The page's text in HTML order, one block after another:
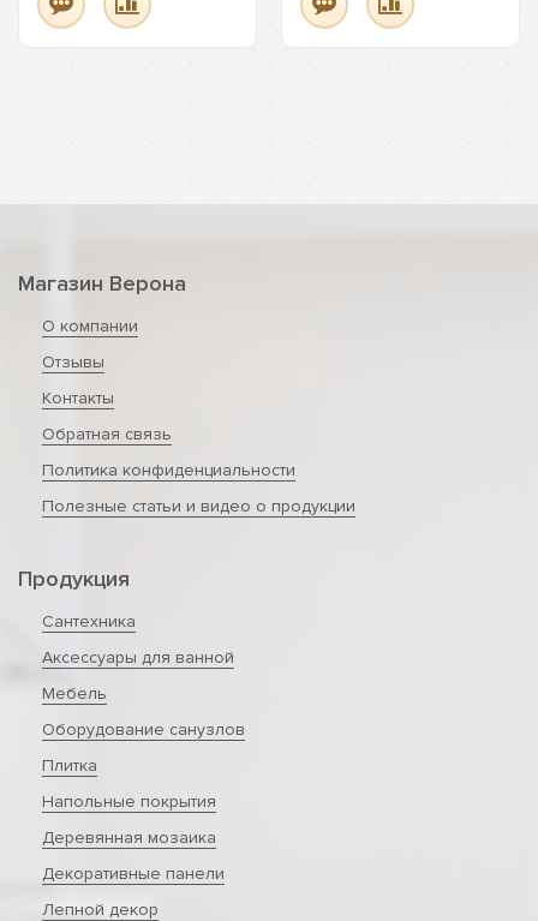
Магазин Верона
О компании
Отзывы
Контакты
Обратная связь
Политика конфиденциальности
Полезные статьи и видео о продукции
Продукция
Сантехника
Аксессуары для ванной
Мебель
Оборудование санузлов
Плитка
Напольные покрытия
Деревянная мозаика
Декоративные панели
Лепной декор